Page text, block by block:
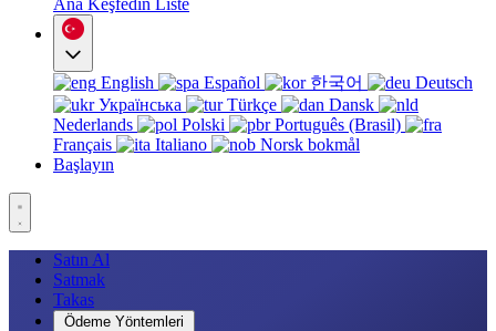
Ana Keşfedin Liste
English Español 한국어
Deutsch
Українська
Türkçe
Dansk
Nederlands
Polski
Português (Brasil)
Français
Italiano
Norsk bokmål
Başlayın
Satın Al
Satmak
Takas
Ödeme Yöntemleri